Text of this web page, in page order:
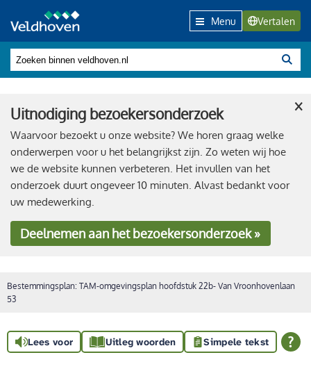
Menu Vertalen
Uitnodiging bezoekersonderzoek
Waarvoor bezoekt u onze website? We horen graag welke
onderwerpen voor u het belangrijkst zijn. Zo weten wij hoe
we de website kunnen verbeteren. Het invullen van het
onderzoek duurt ongeveer 10 minuten. Alvast bedankt voor
uw medewerking.
Deelnemenaan het bezoekersonderzoek »
×
Bestemmingsplan: TAM-omgevingsplan hoofdstuk 22b- Van Vroonhovenlaan
53
Lees voor Uitleg woorden Simpele tekst